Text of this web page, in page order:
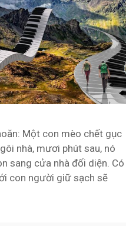
Một con mèo chết gục
nhà, mươi phút sau, nó
sang cửa nhà đối diện. Có
con người giữ sạch sẽ